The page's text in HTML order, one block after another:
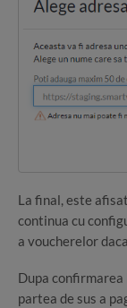
La final, este
continua cu
a voucherelor
Dupa
partea de sus a